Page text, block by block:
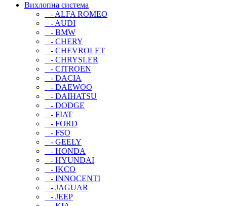
Вихлопна система
- ALFA ROMEO
- AUDI
- BMW
- CHERY
- CHEVROLET
- CHRYSLER
- CITROEN
- DACIA
- DAEWOO
- DAIHATSU
- DODGE
- FIAT
- FORD
- FSO
- GEELY
- HONDA
- HYUNDAI
- IKCO
- INNOCENTI
- JAGUAR
- JEEP